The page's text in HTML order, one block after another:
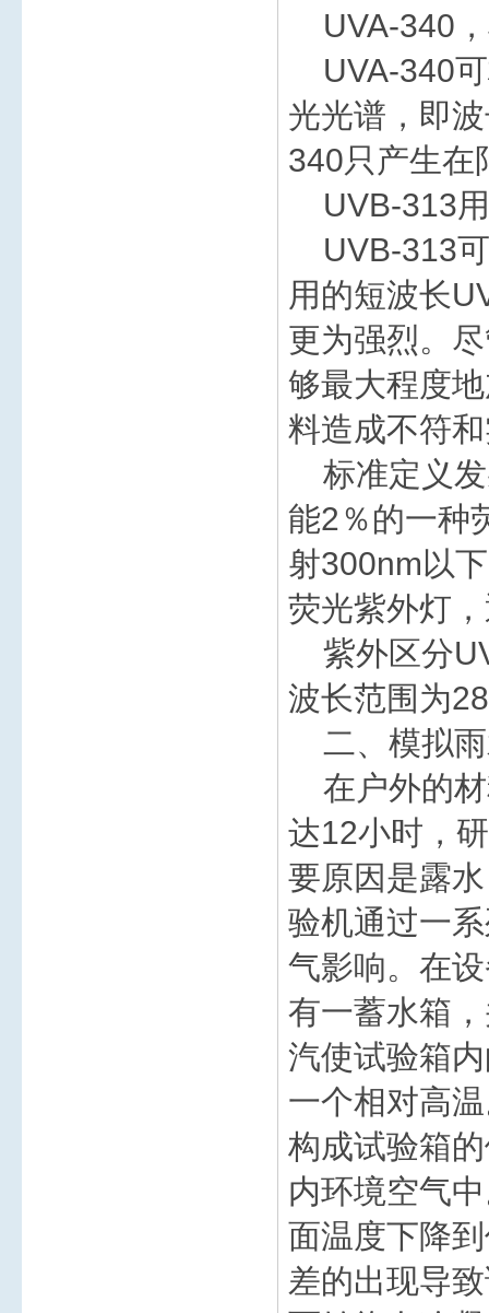
UVA-340，
UVA-340可
光光谱，即
340只产生在
UVB-313用
UVB-313可
用的短波长
更为强烈。
够最大程度
料造成不符
标准定义发
能2％的一种
射300nm以
荧光紫外灯
紫外区分
波长范围为
二、模拟雨
在户外的材
达12小时，
要原因是露
验机通过一
气影响。在
有一蓄水箱
汽使试验箱
一个相对高
构成试验箱
内环境空气
面温度下降
差的出现导